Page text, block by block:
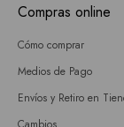
Compras online
Cómo comprar
Medios de Pago
Envíos y Retiro en